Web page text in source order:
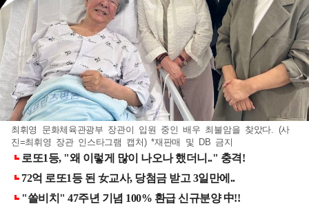
최휘영 문화체육관광부 장관이 입원 중인 배우 최불암을 찾았다. (사
진=최휘영 장관 인스타그램 캡처) *재판매 및 DB 금지